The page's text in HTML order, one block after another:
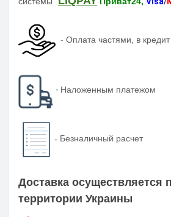
- Оплата частями, в кредит
- Наложенным платежом
- Безналичный расчет
Доставка осуществляется
территории Украины